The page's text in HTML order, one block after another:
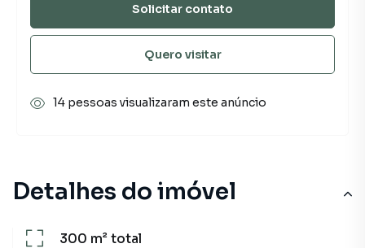
Detalhes do imóvel
300 m²total
Solicitar contato
Quero visitar
14 pessoas visualizaram este anúncio